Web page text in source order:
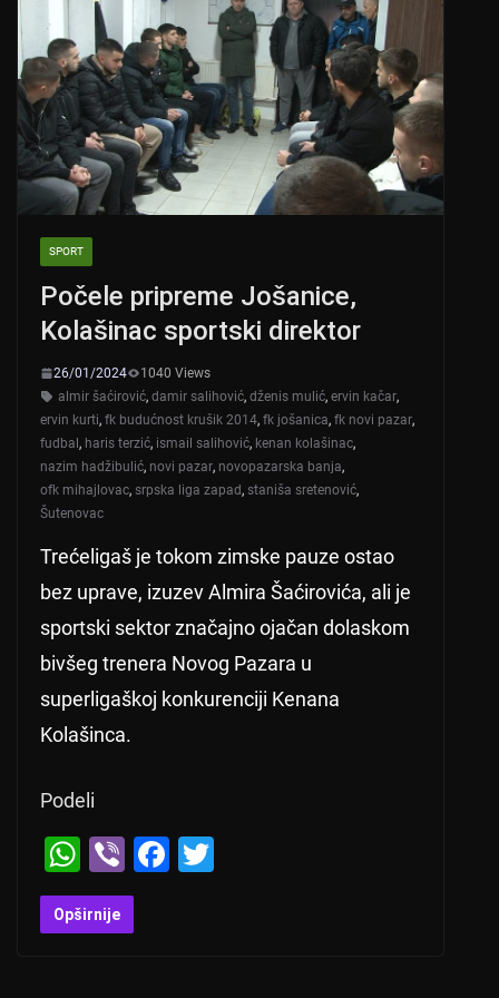
SPORT
Počele pripreme Jošanice,
Kolašinac sportski direktor
26/01/2024
1040 Views
almir šaćirović, damir salihović, dženis mulić, ervin kačar,
ervin kurti, fk budućnost krušik 2014, fk jošanica, fk novi pazar,
fudbal, haris terzić, ismail salihović, kenan kolašinac,
nazim hadžibulić, novi pazar, novopazarska banja,
ofk mihajlovac, srpska liga zapad, staniša sretenović,
Šutenovac
Trećeligaš je tokom zimske pauze ostao
bez uprave, izuzev Almira Šaćirovića, ali je
sportski sektor značajno ojačan dolaskom
bivšeg trenera Novog Pazara u
superligaškoj konkurenciji Kenana
Kolašinca.
Podeli
W
h
at
Vi
b
er
F
Opširnije